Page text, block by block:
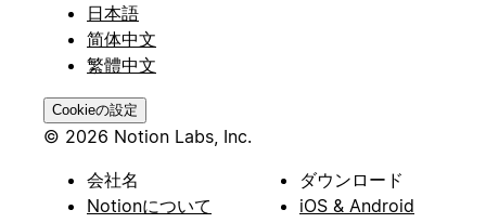
日本語
简体中文
繁體中文
Cookieの設定
© 2026 Notion Labs, Inc.
会社名
Notionについて
ダウンロード
iOS & Android